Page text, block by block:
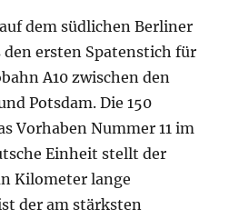
dem südlichen Berliner
den ersten Spatenstich für
A10 zwischen den
Potsdam. Die 150
Vorhaben Nummer 11 im
Einheit stellt der
Kilometer lange
der am stärksten